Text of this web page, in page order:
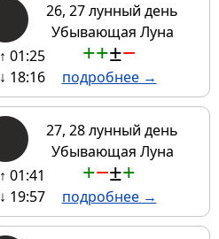
26, 27 лунный день
Убывающая Луна
↑ 01:25
↓ 18:16
++±−
подробнее →
27, 28 лунный день
Убывающая Луна
↑ 01:41
↓ 19:57
+−±+
подробнее →